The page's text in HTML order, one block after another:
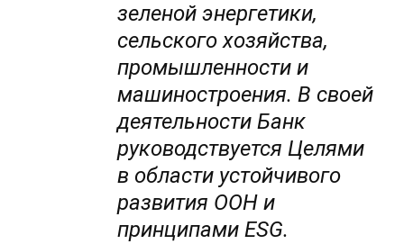
зеленой энергетики,
сельского хозяйства,
промышленности и
машиностроения. В своей
деятельности Банк
руководствуется Целями
в области устойчивого
развития ООН и
принципами ESG.